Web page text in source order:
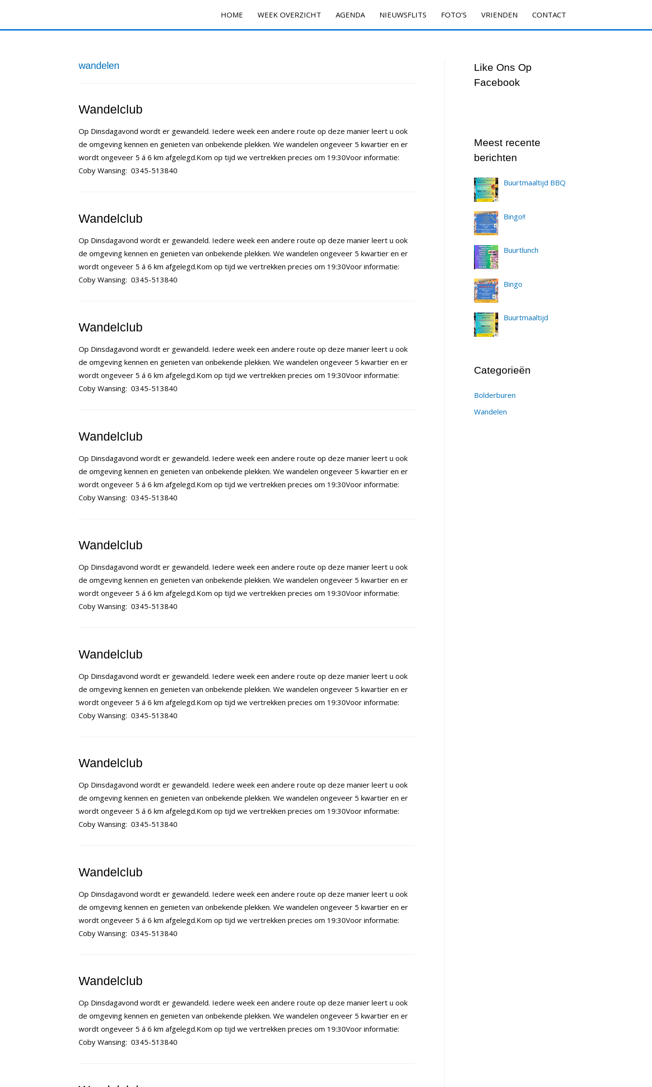
inhoud
HOME WEEK OVERZICHT AGENDA NIEUWSFLITS FOTO’S VRIENDEN CONTACT
wandelen
Wandelclub
Op Dinsdagavond wordt er gewandeld. Iedere week een andere route op deze manier leert u ook
de omgeving kennen en genieten van onbekende plekken. We wandelen ongeveer 5 kwartier en er
wordt ongeveer 5 á 6 km afgelegd.Kom op tijd we vertrekken precies om 19:30Voor informatie:
Coby Wansing: 0345-513840
Wandelclub
Op Dinsdagavond wordt er gewandeld. Iedere week een andere route op deze manier leert u ook
de omgeving kennen en genieten van onbekende plekken. We wandelen ongeveer 5 kwartier en er
wordt ongeveer 5 á 6 km afgelegd.Kom op tijd we vertrekken precies om 19:30Voor informatie:
Coby Wansing: 0345-513840
Wandelclub
Op Dinsdagavond wordt er gewandeld. Iedere week een andere route op deze manier leert u ook
de omgeving kennen en genieten van onbekende plekken. We wandelen ongeveer 5 kwartier en er
wordt ongeveer 5 á 6 km afgelegd.Kom op tijd we vertrekken precies om 19:30Voor informatie:
Coby Wansing: 0345-513840
Wandelclub
Op Dinsdagavond wordt er gewandeld. Iedere week een andere route op deze manier leert u ook
de omgeving kennen en genieten van onbekende plekken. We wandelen ongeveer 5 kwartier en er
wordt ongeveer 5 á 6 km afgelegd.Kom op tijd we vertrekken precies om 19:30Voor informatie:
Coby Wansing: 0345-513840
Wandelclub
Op Dinsdagavond wordt er gewandeld. Iedere week een andere route op deze manier leert u ook
de omgeving kennen en genieten van onbekende plekken. We wandelen ongeveer 5 kwartier en er
wordt ongeveer 5 á 6 km afgelegd.Kom op tijd we vertrekken precies om 19:30Voor informatie:
Coby Wansing: 0345-513840
Wandelclub
Op Dinsdagavond wordt er gewandeld. Iedere week een andere route op deze manier leert u ook
de omgeving kennen en genieten van onbekende plekken. We wandelen ongeveer 5 kwartier en er
wordt ongeveer 5 á 6 km afgelegd.Kom op tijd we vertrekken precies om 19:30Voor informatie:
Coby Wansing: 0345-513840
Wandelclub
Op Dinsdagavond wordt er gewandeld. Iedere week een andere route op deze manier leert u ook
de omgeving kennen en genieten van onbekende plekken. We wandelen ongeveer 5 kwartier en er
wordt ongeveer 5 á 6 km afgelegd.Kom op tijd we vertrekken precies om 19:30Voor informatie:
Coby Wansing: 0345-513840
Wandelclub
Op Dinsdagavond wordt er gewandeld. Iedere week een andere route op deze manier leert u ook
de omgeving kennen en genieten van onbekende plekken. We wandelen ongeveer 5 kwartier en er
wordt ongeveer 5 á 6 km afgelegd.Kom op tijd we vertrekken precies om 19:30Voor informatie:
Coby Wansing: 0345-513840
Wandelclub
Op Dinsdagavond wordt er gewandeld. Iedere week een andere route op deze manier leert u ook
de omgeving kennen en genieten van onbekende plekken. We wandelen ongeveer 5 kwartier en er
wordt ongeveer 5 á 6 km afgelegd.Kom op tijd we vertrekken precies om 19:30Voor informatie:
Coby Wansing: 0345-513840
Like Ons Op
Facebook
Meest recente
berichten
Buurtmaaltijd BBQ
Bingo!!
Buurtlunch
Bingo
Buurtmaaltijd
Categorieën
Bolderburen
Wandelen